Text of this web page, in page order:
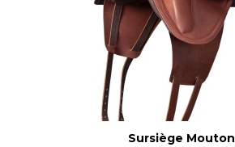
Sursiège Mouton